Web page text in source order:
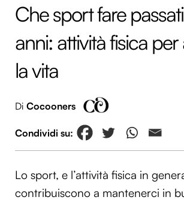
Che sport fare
anni: attività fisica
la vita
Di Cocooners
Lo sport, e l’attività fisica in
contribuiscono a mantenerci in